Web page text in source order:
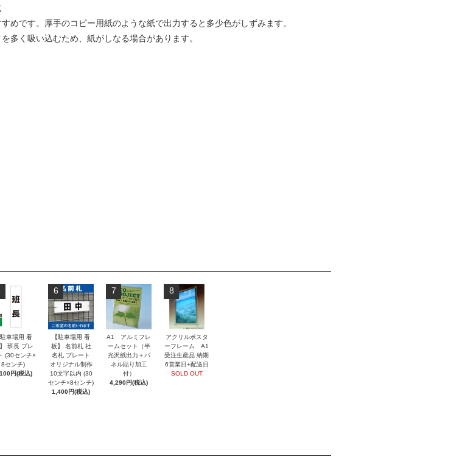
めです。厚手のコピー用紙のような紙で出力すると多少色がしずみます。
多く吸い込むため、紙がしなる場合があります。
駐車場用 看
班長 プレ
(30センチ×
8センチ)
円(税込)
6
【駐車場用 看
板】 名前札 社
名札 プレート
オリジナル制作
10文字以内 (30
センチ×8センチ)
1,400円(税込)
7
A1 アルミフレ
ームセット（半
光沢紙出力＋パ
ネル貼り加工
付）
4,290円(税込)
8
アクリルポスタ
ーフレーム A1
受注生産品 納期
6営業日+配送日
SOLD OUT